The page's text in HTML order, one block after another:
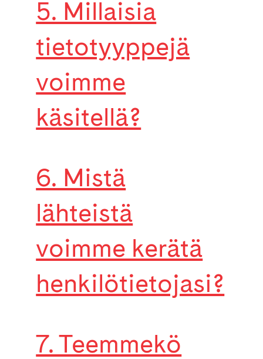
5. Millaisia
tietotyyppejä
voimme
käsitellä?
6. Mistä
lähteistä
voimme kerätä
henkilötietojasi?
7. Teemmekö